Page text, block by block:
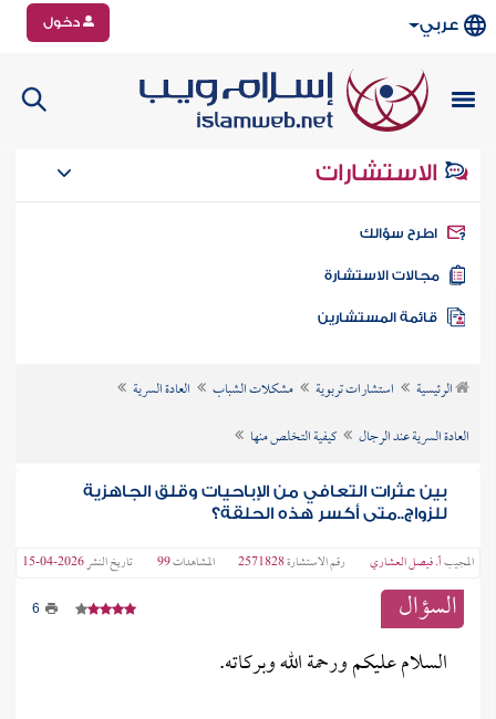
عربي دخول
الاستشارات
سؤالك
الاستشارة
الرئيسية استشارات تربوية مشكلات الشباب
العادة السرية
العادة السرية عند الرجال
كيفية التخلص منها
بين عثرات التعافي من الإباحيات وقلق الجاهزية
للزواج..متى أكسر هذه الحلقة؟
المجيبأ. فيصل العشاري رقم الاستشارة2571828 المشاهدات99 تاريخ النشر2026-04-15
السؤال 6
السلام عليكم ورحمة الله وبركاته.